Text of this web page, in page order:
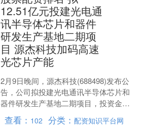
12.51亿元投建光电通
讯半导体芯片和器件
研发生产基地二期项
目 源杰科技加码高速
光芯片产能
2月9日晚间，源杰科技(688498)发布公
告，公司拟投建光电通讯半导体芯片和
器件研发生产基地二期项目，投资金额
约12.51亿元，资金来源为自有资金及自
筹资金。....
查看： 102 分类： 配资知识平台网